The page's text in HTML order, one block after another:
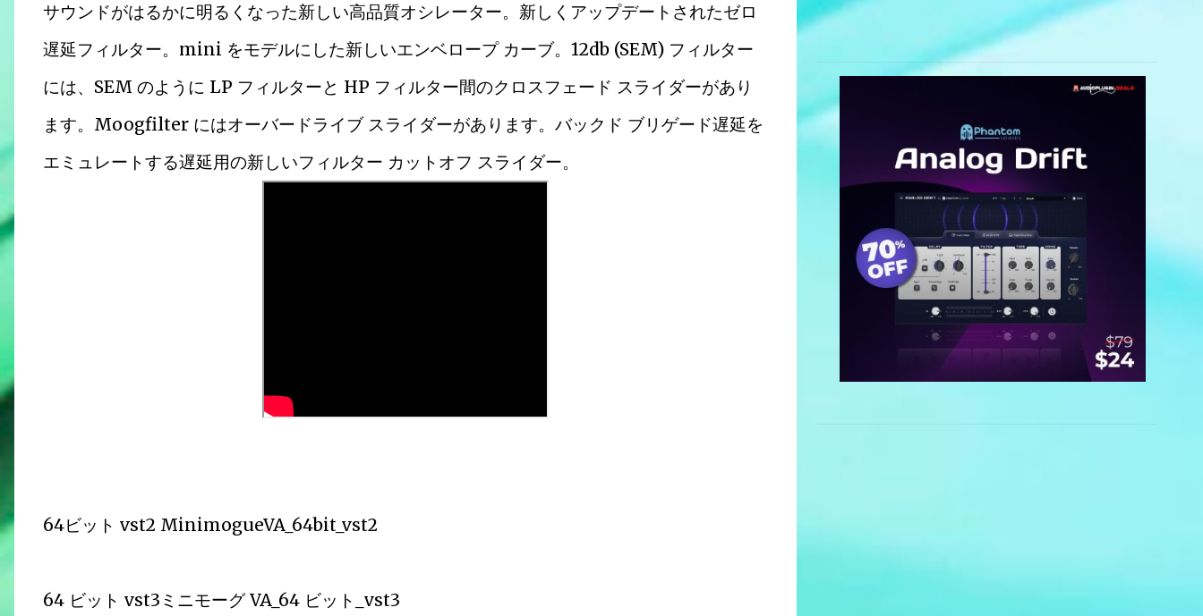
サウンドがはるかに明るくなった新しい高品質オシレーター。新しくアップデートされたゼロ
遅延フィルター。mini をモデルにした新しいエンベロープ カーブ。12db (SEM) フィルター
には、SEM のように LP フィルターと HP フィルター間のクロスフェード スライダーがあり
ます。Moogfilter にはオーバードライブ スライダーがあります。バックド ブリゲード遅延を
エミュレートする遅延用の新しいフィルター カットオフ スライダー。
64ビット vst2 MinimogueVA_64bit_vst2
64 ビット vst3ミニモーグ VA_64 ビット_vst3